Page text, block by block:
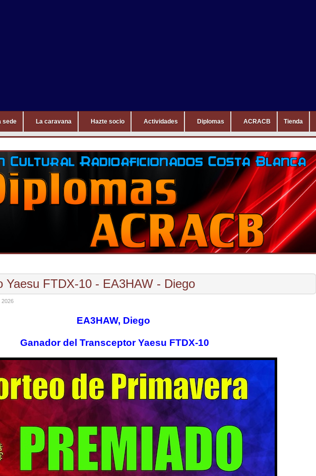
sede La caravana Hazte socio Actividades Diplomas ACRACB Tienda
Yaesu FTDX-10 - EA3HAW - Diego
2026
EA3HAW, Diego
Ganador del Transceptor Yaesu FTDX-10